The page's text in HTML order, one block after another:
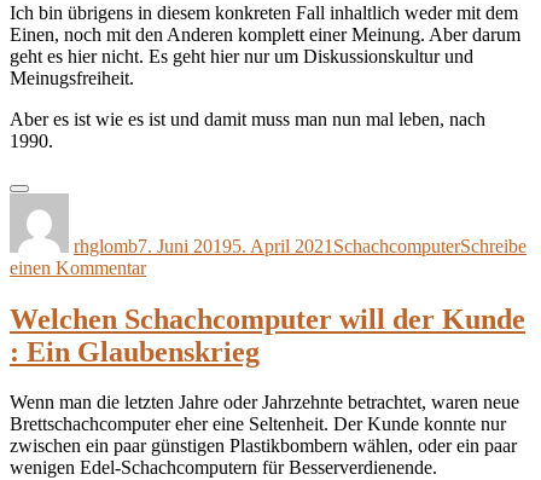
Ich bin übrigens in diesem konkreten Fall inhaltlich weder mit dem
Einen, noch mit den Anderen komplett einer Meinung. Aber darum
geht es hier nicht. Es geht hier nur um Diskussionskultur und
Meinugsfreiheit.
Aber es ist wie es ist und damit muss man nun mal leben, nach
1990.
rhglomb7. Juni 20195. April 2021 SchachcomputerSchreibe
einen Kommentarzu
Meinungsfreiheit
und
Diskussionskultur
Welchen Schachcomputer will der Kunde
: Ein Glaubenskrieg
Wenn man die letzten Jahre oder Jahrzehnte betrachtet, waren neue
Brettschachcomputer eher eine Seltenheit. Der Kunde konnte nur
zwischen ein paar günstigen Plastikbombern wählen, oder ein paar
wenigen Edel-Schachcomputern für Besserverdienende.